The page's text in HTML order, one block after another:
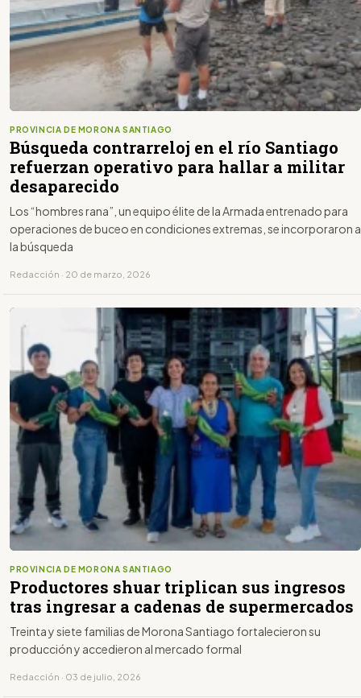
PROVINCIA DE MORONA SANTIAGO
Búsqueda contrarreloj en el río Santiago
refuerzan operativo para hallar a militar
desaparecido
Los “hombres rana”, un equipo élite de la Armada entrenado para
operaciones de buceo en condiciones extremas, se incorporaron a
la búsqueda
Redacción · 20 de marzo, 2026
PROVINCIA DE MORONA SANTIAGO
Productores shuar triplican sus ingresos
tras ingresar a cadenas de supermercados
Treinta y siete familias de Morona Santiago fortalecieron su
producción y accedieron al mercado formal
Redacción · 03 de julio, 2026